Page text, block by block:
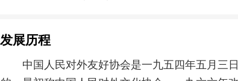
发展历程
中国人民对外友好协会是一九五四年五月三